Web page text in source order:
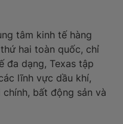
tâm kinh tế hàng
hai toàn quốc, chỉ
đa dạng, Texas tập
lĩnh vực dầu khí,
bất động sản và